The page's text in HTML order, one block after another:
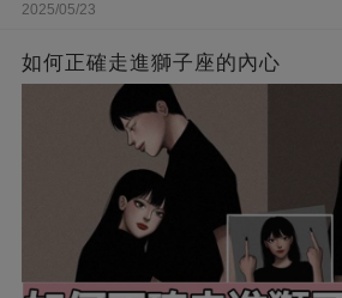
2025/05/23
如何正確走進獅子座的內心